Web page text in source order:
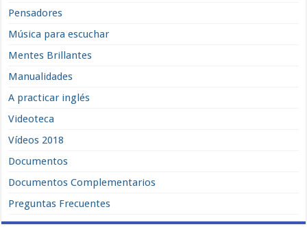
Pensadores
Música para escuchar
Mentes Brillantes
Manualidades
A practicar inglés
Videoteca
Vídeos 2018
Documentos
Documentos Complementarios
Preguntas Frecuentes